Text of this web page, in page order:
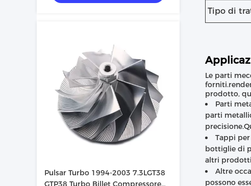
Pulsar Turbo 1994-2003 7.3LGT38
GTP38 Turbo Billet Compressore
Tipo di
Le parti
prodotto,
Parti
parti
Tappi
bottiglie di
altri
Altre
possono